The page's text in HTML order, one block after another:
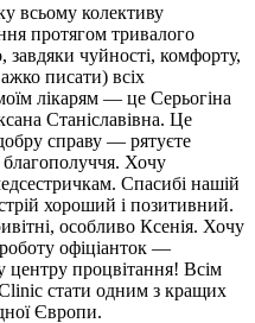
всьому колективу
протягом тривалого
завдяки чуйності, комфорту,
писати) всіх
лікарям — це Серьогіна
Станіславівна. Це
справу — рятуєте
Хочу
Спасибі нашій
хороший і позитивний.
особливо Ксенія. Хочу
офіціанток —
процвітання! Всім
стати одним з кращих
Європи.